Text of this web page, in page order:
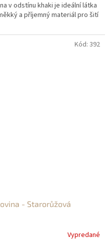
v odstínu khaki je ideální látka
a příjemný materiál pro šití
- Starorůžová
Vypredané
Kód: 392